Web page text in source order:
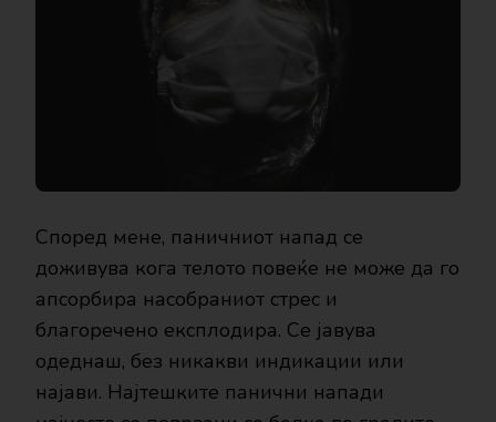
Според мене, паничниот напад се
доживува кога телото повеќе не може да го
апсорбира насобраниот стрес и
благоречено експлодира. Се јавува
одеднаш, без никакви индикации или
најави. Најтешките панични напади